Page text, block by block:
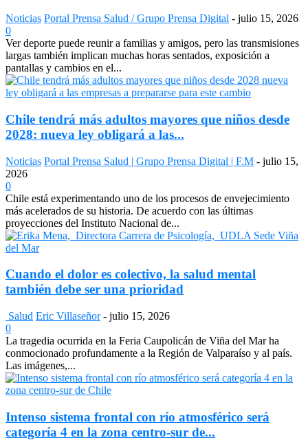
Noticias Portal Prensa Salud / Grupo Prensa Digital - julio 15, 2026
0
Ver deporte puede reunir a familias y amigos, pero las transmisiones
largas también implican muchas horas sentados, exposición a
pantallas y cambios en el...
Chile tendrá más adultos mayores que niños desde
2028: nueva ley obligará a las...
Noticias Portal Prensa Salud | Grupo Prensa Digital | F.M - julio 15,
2026
0
Chile está experimentando uno de los procesos de envejecimiento
más acelerados de su historia. De acuerdo con las últimas
proyecciones del Instituto Nacional de...
Cuando el dolor es colectivo, la salud mental
también debe ser una prioridad
Salud Eric Villaseñor - julio 15, 2026
0
La tragedia ocurrida en la Feria Caupolicán de Viña del Mar ha
conmocionado profundamente a la Región de Valparaíso y al país.
Las imágenes,...
Intenso sistema frontal con río atmosférico será
categoría 4 en la zona centro-sur de...